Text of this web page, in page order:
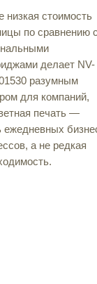
низкая стоимость
по сравнению
делает NV-
разумным
для компаний,
печать —
ежедневных
а не редкая